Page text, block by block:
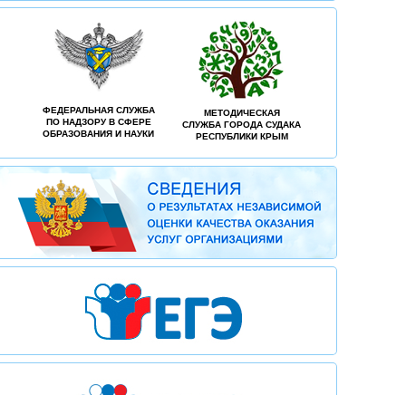
ФЕДЕРАЛЬНАЯ СЛУЖБА
ПО НАДЗОРУ В СФЕРЕ
ОБРАЗОВАНИЯ И НАУКИ
МЕТОДИЧЕСКАЯ
СЛУЖБА ГОРОДА СУДАКА
РЕСПУБЛИКИ КРЫМ